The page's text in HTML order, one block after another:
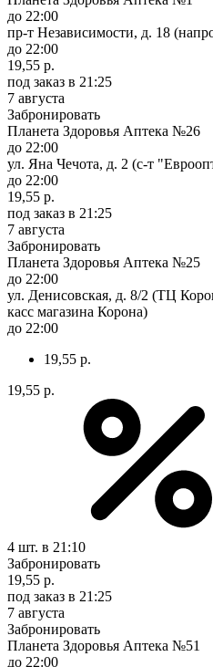
до 22:00
пр-т Независимости, д. 18
до 22:00
19,55 р.
под заказ в 21:25
7 августа
Забронировать
Планета Здоровья Аптека №26
до 22:00
ул. Яна Чечота, д. 2 (с-т
до 22:00
19,55 р.
под заказ в 21:25
7 августа
Забронировать
Планета Здоровья Аптека №25
до 22:00
ул. Денисовская, д. 8/2 (ТЦ
касс магазина Корона)
до 22:00
19,55 р.
19,55 р.
4 шт. в 21:10
Забронировать
19,55 р.
под заказ в 21:25
7 августа
Забронировать
Планета Здоровья Аптека №51
до 22:00